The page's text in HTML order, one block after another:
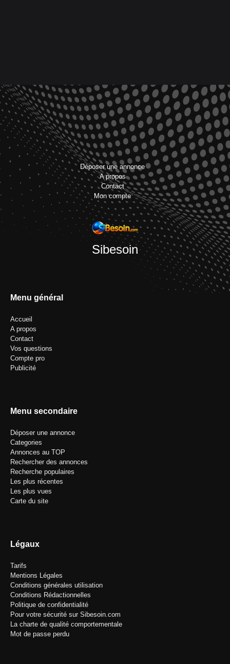
Déposer une annonce
A propos
Contact
Mon compte
Sibesoin
Menu général
Accueil
A propos
Contact
Vos questions
Compte pro
Publicité
Menu secondaire
Déposer une annonce
Categories
Annonces au TOP
Rechercher des annonces
Recherche populaires
Les plus récentes
Les plus vues
Carte du site
Légaux
Tarifs
Mentions Légales
Conditions générales utilisation
Conditions Rédactionnelles
Politique de confidentialité
Pour votre sécurité sur Sibesoin.com
La charte de qualité comportementale
Mot de passe perdu